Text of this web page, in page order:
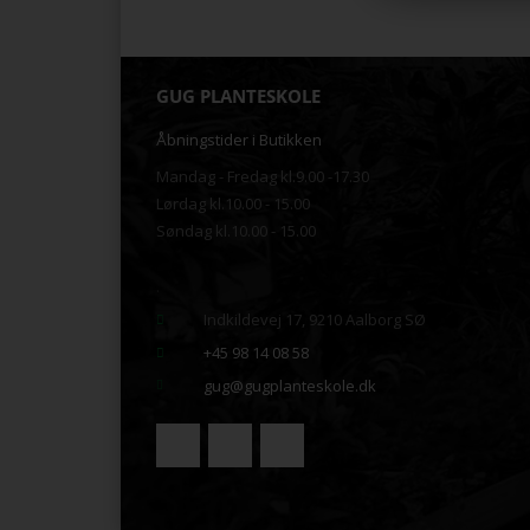
GUG PLANTESKOLE
Åbningstider i Butikken
Mandag - Fredag kl.9.00 -17.30
Lørdag kl.10.00 - 15.00
Søndag kl.10.00 - 15.00
Indkildevej 17, 9210 Aalborg SØ
+45 98 14 08 58
gug@gugplanteskole.dk